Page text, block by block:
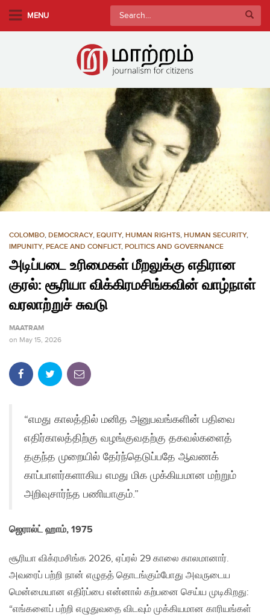
m
c
n
t
MENU
Search
for:
COLOMBO, DEMOCRACY, EQUITY, HUMAN RIGHTS, HUMAN SECURITY,
IMPUNITY, PEACE AND CONFLICT, POLITICS AND GOVERNANCE
அடிப்படை உரிமைகள் மீறலுக்கு எதிரான
குரல்: சூரியா விக்கிரமசிங்கவின் வாழ்நாள்
வரலாற்றுச் சுவடு
MAATRAM
on May 15, 2026
“எமது காலத்தில் மனித அனுபவங்களின் பதிவை
எதிர்காலத்திற்கு வழங்குவதற்கு தகவல்களைத்
தகுந்த முறையில் தேர்ந்தெடுப்பதே ஆவணக்
காப்பாளர்களாகிய எமது மிக முக்கியமான மற்றும்
அறிவுசார்ந்த பணியாகும்.”
ஜெரால்ட் ஹாம், 1975
சூரியா விக்ரமசிங்க 2026, ஏப்ரல் 29 காலை காலமானார்.
அவரைப் பற்றி நான் எழுதத் தொடங்கும்போது அவருடைய
மென்மையான எதிர்ப்பை என்னால் கற்பனை செய்ய முடிகிறது:
“எங்களைப் பற்றி எழுதுவதை விடவும் முக்கியமான காரியங்கள்